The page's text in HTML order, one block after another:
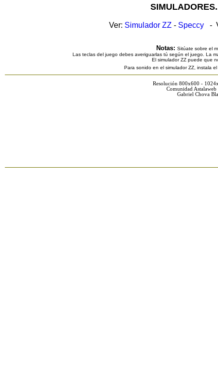
Ver: Simulador ZZ - Speccy -
Notas: Sitúate sobre el
Las teclas del juego debes averiguarlas tú según el juego. La
El simulador ZZ puede que
Para sonido en el simulador ZZ, instala
Resolución 800x600 -
Comunidad
Gabriel Chova